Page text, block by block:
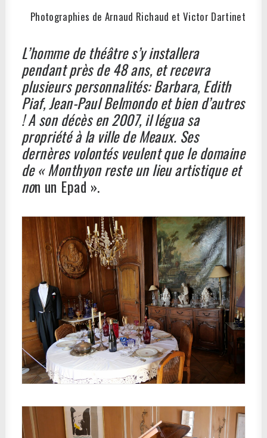
Photographies de Arnaud Richaud et Victor Dartinet
L’homme de théâtre s’y installera
pendant près de 48 ans, et recevra
plusieurs personnalités: Barbara, Edith
Piaf, Jean-Paul Belmondo et bien d’autres
! A son décès en 2007, il légua sa
propriété à la ville de Meaux. Ses
dernères volontés veulent que le domaine
de « Monthyon reste un lieu artistique et
non un Epad ».